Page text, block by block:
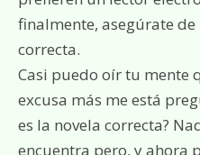
finalmente, asegúrate
correcta.
Casi puedo oír tu mente
excusa más me está
es la novela correcta?
encuentra pero, y ahora